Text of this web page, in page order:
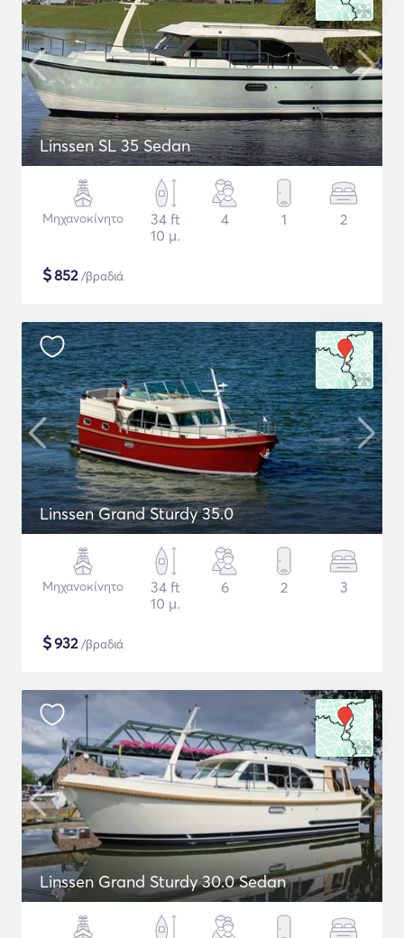
Linssen SL 35 Sedan
Μηχανοκίνητο
34 ft
10 μ.
4 1 2
$852/βραδιά
Linssen Grand Sturdy 35.0
Μηχανοκίνητο
34 ft
10 μ.
6 2 3
$932/βραδιά
Linssen Grand Sturdy 30.0 Sedan